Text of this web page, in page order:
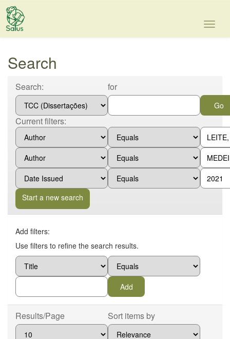
Skip
Search
Search: for
Current filters:
Start a new search
Add filters:
Use filters to refine the search results.
Results/Page Sort items by